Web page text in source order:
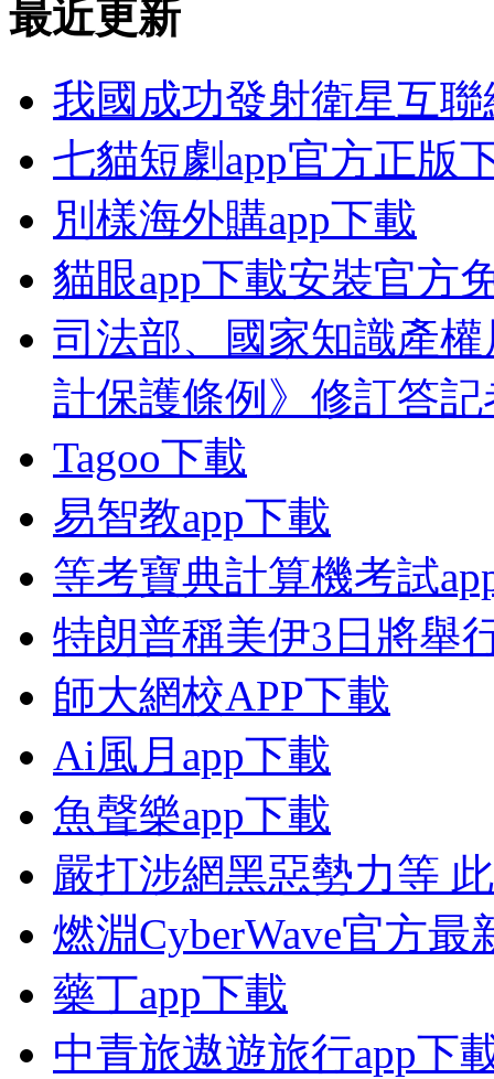
最近更新
我國成功發射衛星互
七貓短劇app官方正版
別樣海外購app下載
貓眼app下載安裝官方
司法部、國家知識產
計保護條例》修訂答記
Tagoo下載
易智教app下載
等考寶典計算機考試
特朗普稱美伊3日將舉
師大網校APP下載
Ai風月app下載
魚聲樂app下載
嚴打涉網黑惡勢力等
燃淵CyberWave官方最
藥丁app下載
中青旅遨遊旅行app下